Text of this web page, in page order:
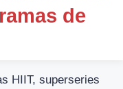
de
HIIT, superseries